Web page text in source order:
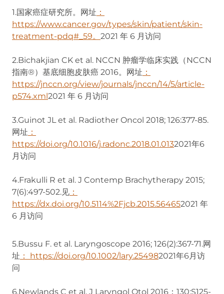
1.国家癌症研究所。网址 ：
https://www.cancer.gov/types/skin/patient/skin-
treatment-pdq#_59。 2021 年 6 月访问
2.Bichakjian CK et al. NCCN 肿瘤学临床实践（NCCN
指南®）基底细胞皮肤癌 2016。网址 ：
https://jnccn.org/view/journals/jnccn/14/5/article-
p574.xml 2021 年 6 月访问
3.Guinot JL et al. Radiother Oncol 2018; 126:377-85.
网址 ：
https://doi.org/10.1016/j.radonc.2018.01.0132021年6
月访问
4.Frakulli R et al. J Contemp Brachytherapy 2015;
7(6):497-502.见 ：
https://dx.doi.org/10.5114%2Fjcb.2015.564652021 年
6 月访问
5.Bussu F. et al. Laryngoscope 2016; 126(2):367-71.网
址 ： https://doi.org/10.1002/lary.254982021年6月访
问
6.Newlands C et al. J Laryngol Otol 2016：130:S125-